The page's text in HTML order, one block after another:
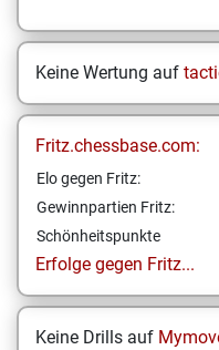
Keine Wertung auf
Fritz.chessbase.com:
Elo gegen Fritz:
Gewinnpartien Fritz:
Schönheitspunkte
Erfolge gegen Fritz...
Keine Drills auf